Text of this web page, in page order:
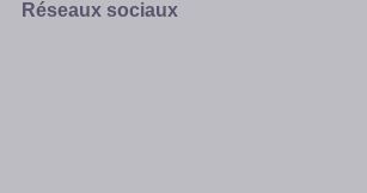
Réseaux sociaux